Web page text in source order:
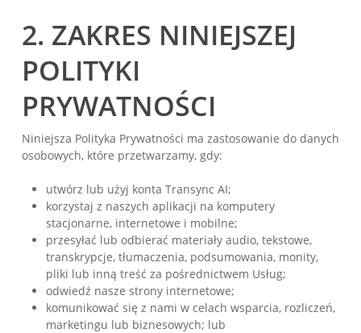
2. ZAKRES NINIEJSZEJ
POLITYKI
PRYWATNOŚCI
Niniejsza Polityka Prywatności ma zastosowanie do danych
osobowych, które przetwarzamy, gdy:
utwórz lub użyj konta Transync AI;
korzystaj z naszych aplikacji na komputery
stacjonarne, internetowe i mobilne;
przesyłać lub odbierać materiały audio, tekstowe,
transkrypcje, tłumaczenia, podsumowania, monity,
pliki lub inną treść za pośrednictwem Usług;
odwiedź nasze strony internetowe;
komunikować się z nami w celach wsparcia, rozliczeń,
marketingu lub biznesowych; lub